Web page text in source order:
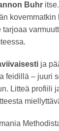
Buhr
kovemmatkin
ja
feidillä – juuri
Litteä profiili